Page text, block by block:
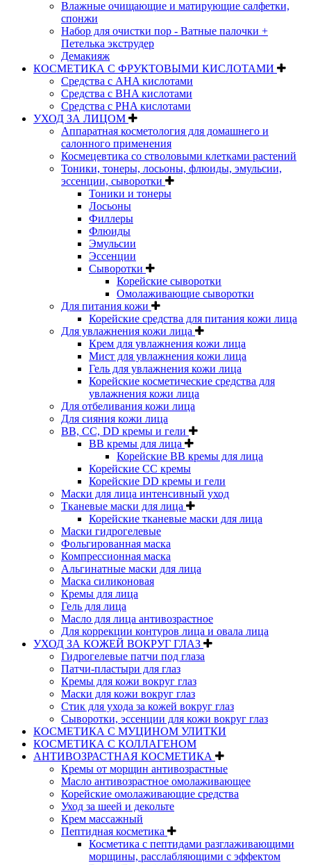
Влажные очищающие и матирующие салфетки,
спонжи
Набор для очистки пор - Ватные палочки +
Петелька экструдер
Демакияж
КОСМЕТИКА С ФРУКТОВЫМИ КИСЛОТАМИ
Средства с AHA кислотами
Средства с BHA кислотами
Средства с PHA кислотами
УХОД ЗА ЛИЦОМ
Аппаратная косметология для домашнего и
салонного применения
Космецевтика со стволовыми клетками растений
Тоники, тонеры, лосьоны, флюиды, эмульсии,
эссенции, сыворотки
Тоники и тонеры
Лосьоны
Филлеры
Флюиды
Эмульсии
Эссенции
Сыворотки
Корейские сыворотки
Омолаживающие сыворотки
Для питания кожи
Корейские средства для питания кожи лица
Для увлажнения кожи лица
Крем для увлажнения кожи лица
Мист для увлажнения кожи лица
Гель для увлажнения кожи лица
Корейские косметические средства для
увлажнения кожи лица
Для отбеливания кожи лица
Для сияния кожи лица
BB, CC, DD кремы и гели
BB кремы для лица
Корейские BB кремы для лица
Корейские CC кремы
Корейские DD кремы и гели
Маски для лица интенсивный уход
Тканевые маски для лица
Корейские тканевые маски для лица
Маски гидрогелевые
Фольгированная маска
Компрессионная маска
Альгинатные маски для лица
Маска силиконовая
Кремы для лица
Гель для лица
Масло для лица антивозрастное
Для коррекции контуров лица и овала лица
УХОД ЗА КОЖЕЙ ВОКРУГ ГЛАЗ
Гидрогелевые патчи под глаза
Патчи-пластыри для глаз
Кремы для кожи вокруг глаз
Маски для кожи вокруг глаз
Стик для ухода за кожей вокруг глаз
Сыворотки, эссенции для кожи вокруг глаз
КОСМЕТИКА С МУЦИНОМ УЛИТКИ
КОСМЕТИКА С КОЛЛАГЕНОМ
АНТИВОЗРАСТНАЯ КОСМЕТИКА
Кремы от морщин антивозрастные
Масло антивозрастное омолаживающее
Корейские омолаживающие средства
Уход за шеей и декольте
Крем массажный
Пептидная косметика
Косметика с пептидами разглаживающими
морщины, расслабляющими с эффектом